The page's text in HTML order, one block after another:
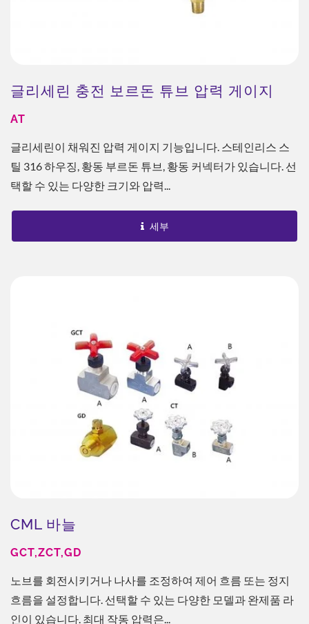
글리세린 충전 보르돈 튜브 압력 게이지
AT
글리세린이 채워진 압력 게이지 기능입니다. 스테인리스 스
틸 316 하우징, 황동 부르돈 튜브, 황동 커넥터가 있습니다. 선
택할 수 있는 다양한 크기와 압력...
세부
CML 바늘
GCT,ZCT,GD
노브를 회전시키거나 나사를 조정하여 제어 흐름 또는 정지
흐름을 설정합니다. 선택할 수 있는 다양한 모델과 완제품 라
인이 있습니다. 최대 작동 압력은...